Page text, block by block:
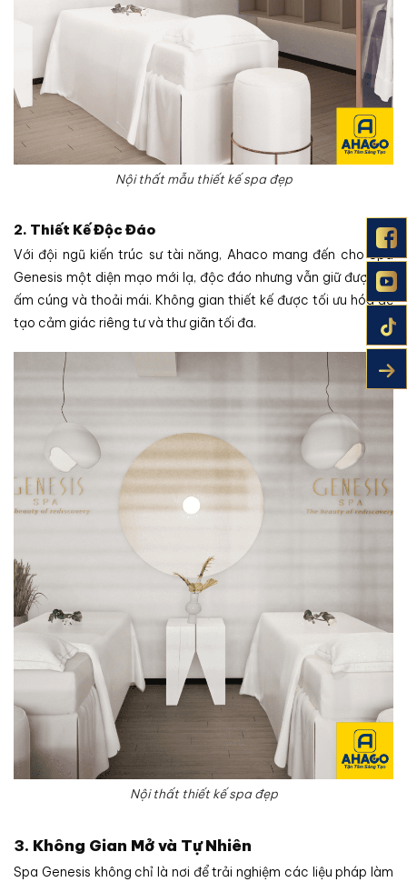
Nội thất mẫu thiết kế spa đẹp
2. Thiết Kế Độc Đáo
Với đội ngũ kiến trúc sư tài năng, Ahaco mang đến cho Spa
Genesis một diện mạo mới lạ, độc đáo nhưng vẫn giữ được sự
ấm cúng và thoải mái. Không gian thiết kế được tối ưu hóa để
tạo cảm giác riêng tư và thư giãn tối đa.
Nội thất thiết kế spa đẹp
3. Không Gian Mở và Tự Nhiên
Spa Genesis không chỉ là nơi để trải nghiệm các liệu pháp làm